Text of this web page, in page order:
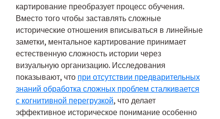
картирование преобразует процесс обучения.
Вместо того чтобы заставлять сложные
исторические отношения вписываться в линейные
заметки, ментальное картирование принимает
естественную сложность истории через
визуальную организацию. Исследования
показывают, что при отсутствии предварительных
знаний обработка сложных проблем сталкивается
с когнитивной перегрузкой, что делает
эффективное историческое понимание особенно